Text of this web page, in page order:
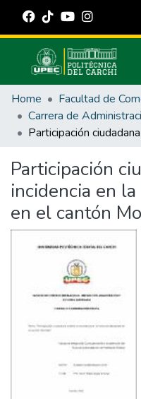
Communities & Collections
All of DSpace
Statistics
Estadísticas Externas
Manuales
Home
Participación
incidencia en
en el cantón